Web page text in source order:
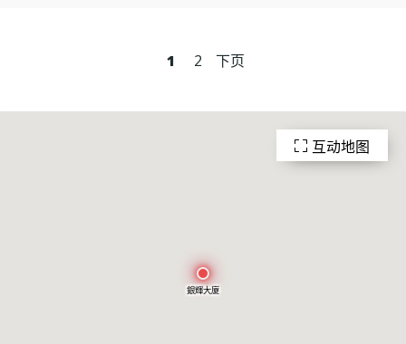
銀輝大廈
互动地图
1 2 下页